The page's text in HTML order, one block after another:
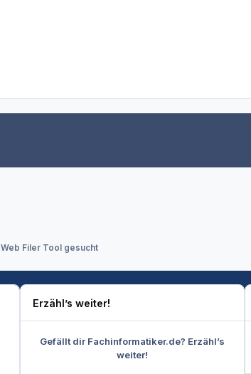
Web Filer Tool gesucht
Erzähl’s weiter!
Gefällt dir Fachinformatiker.de? Erzähl’s
weiter!